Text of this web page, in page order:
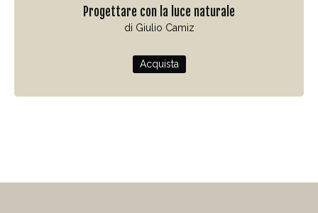
Progettare con la luce naturale
di Giulio Camiz
Acquista